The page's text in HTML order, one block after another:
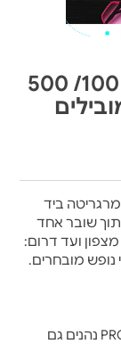
שובר VacationZone בשווי 100/ 500
ביד
שובר אחד
ועד דרום:
נופש מובחרים.
מחזיקי כרטיס אשראי הייטקזון בעלי סטטוס PRO² נהנים גם